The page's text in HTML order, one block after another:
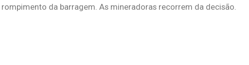
da barragem. As mineradoras recorrem da decisão.